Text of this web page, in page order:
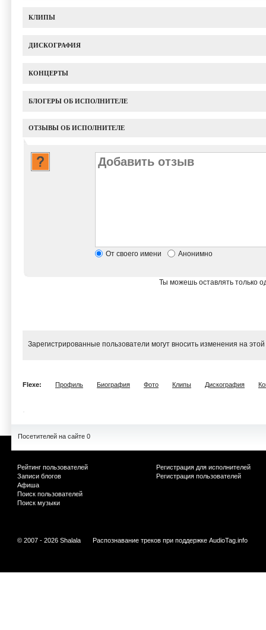
КЛИПЫ
ДИСКОГРАФИЯ
КОНЦЕРТЫ
БЛОГЕРЫ ОБ ИСПОЛНИТЕЛЕ
ОТЗЫВЫ ОБ ИСПОЛНИТЕЛЕ
От своего имени Анонимно
Ты можешь оставлять только
Зарегистрированные пользователи могут вносить изменения на
Flexe: Профиль Биография Фото Клипы Дискография
Посетителей на сайте 0
Рейтинг пользователей
Записи блогов
Афиша
Поиск пользователей
Поиск музыки
Регистрация для исполнителей
Регистрация пользователей
© 2007 - 2026 Shalala Распознавание треков при поддержке AudioTag.info